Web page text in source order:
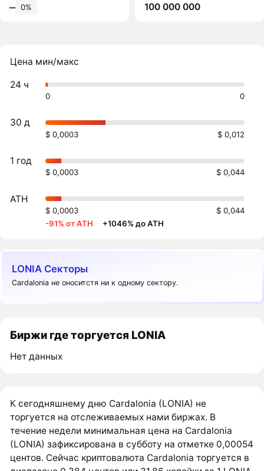
‒ 0%
100 000 000
Цена мин/макс
24 ч
0 0
30 д
$ 0,0003 $ 0,012
1 год
$ 0,0003 $ 0,044
ATH
$ 0,0003
$ 0,044
-91% от ATH · +1046% до ATH
LONIA Секторы
Cardalonia не оноситстя ни к одному сектору.
Биржи где торгуется LONIA
Нет данных
К сегодняшнему дню Cardalonia (LONIA) не
торгуется на отслеживаемых нами биржах. В
течение недели минимальная цена на Cardalonia
(LONIA) зафиксирована в субботу на отметке 0,00054
центов. Сейчас криптовалюта Cardalonia торгуется в